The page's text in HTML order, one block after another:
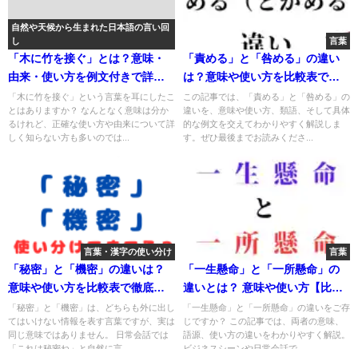
自然や天候から生まれた日本語の言い回
し
「木に竹を接ぐ」とは？意味・
由来・使い方を例文付きで詳し
く解説！
「木に竹を接ぐ」という言葉を耳にしたこ
とはありますか？ なんとなく意味は分か
るけれど、正確な使い方や由来について詳
しく知らない方も多いのでは...
言葉
「責める」と「咎める」の違い
は？意味や使い方を比較表で徹
底解説！
この記事では、「責める」と「咎める」の
違いを、意味や使い方、類語、そして具体
的な例文を交えてわかりやすく解説しま
す。ぜひ最後までお読みくださ...
言葉・漢字の使い分け
「秘密」と「機密」の違いは？
意味や使い方を比較表で徹底解
説！
「秘密」と「機密」は、どちらも外に出し
てはいけない情報を表す言葉ですが、実は
同じ意味ではありません。 日常会話では
言葉
「一生懸命」と「一所懸命」の
違いとは？ 意味や使い方【比較
表付き】
「一生懸命」と「一所懸命」の違いをご存
じですか？ この記事では、両者の意味、
語源、使い方の違いをわかりやすく解説。